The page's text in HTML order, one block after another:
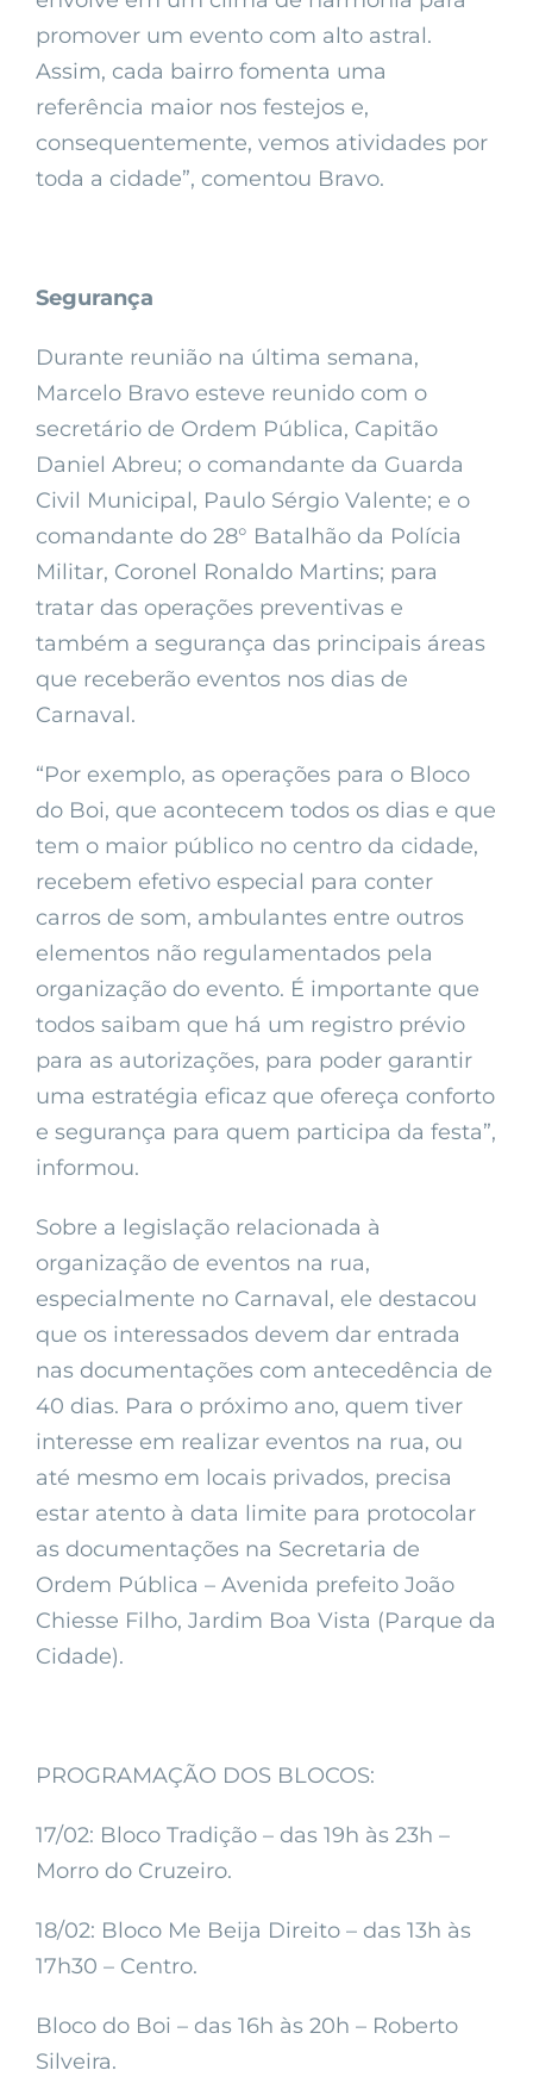
promover um evento com alto astral.
Assim, cada bairro fomenta uma
referência maior nos festejos e,
consequentemente, vemos atividades por
toda a cidade”, comentou Bravo.
Segurança
Durante reunião na última semana,
Marcelo Bravo esteve reunido com o
secretário de Ordem Pública, Capitão
Daniel Abreu; o comandante da Guarda
Civil Municipal, Paulo Sérgio Valente; e o
comandante do 28° Batalhão da Polícia
Militar, Coronel Ronaldo Martins; para
tratar das operações preventivas e
também a segurança das principais áreas
que receberão eventos nos dias de
Carnaval.
“Por exemplo, as operações para o Bloco
do Boi, que acontecem todos os dias e que
tem o maior público no centro da cidade,
recebem efetivo especial para conter
carros de som, ambulantes entre outros
elementos não regulamentados pela
organização do evento. É importante que
todos saibam que há um registro prévio
para as autorizações, para poder garantir
uma estratégia eficaz que ofereça conforto
e segurança para quem participa da festa”,
informou.
Sobre a legislação relacionada à
organização de eventos na rua,
especialmente no Carnaval, ele destacou
que os interessados devem dar entrada
nas documentações com antecedência de
40 dias. Para o próximo ano, quem tiver
interesse em realizar eventos na rua, ou
até mesmo em locais privados, precisa
estar atento à data limite para protocolar
as documentações na Secretaria de
Ordem Pública – Avenida prefeito João
Chiesse Filho, Jardim Boa Vista (Parque da
Cidade).
PROGRAMAÇÃO DOS BLOCOS:
17/02: Bloco Tradição – das 19h às 23h –
Morro do Cruzeiro.
18/02: Bloco Me Beija Direito – das 13h às
17h30 – Centro.
Bloco do Boi – das 16h às 20h – Roberto
Silveira.